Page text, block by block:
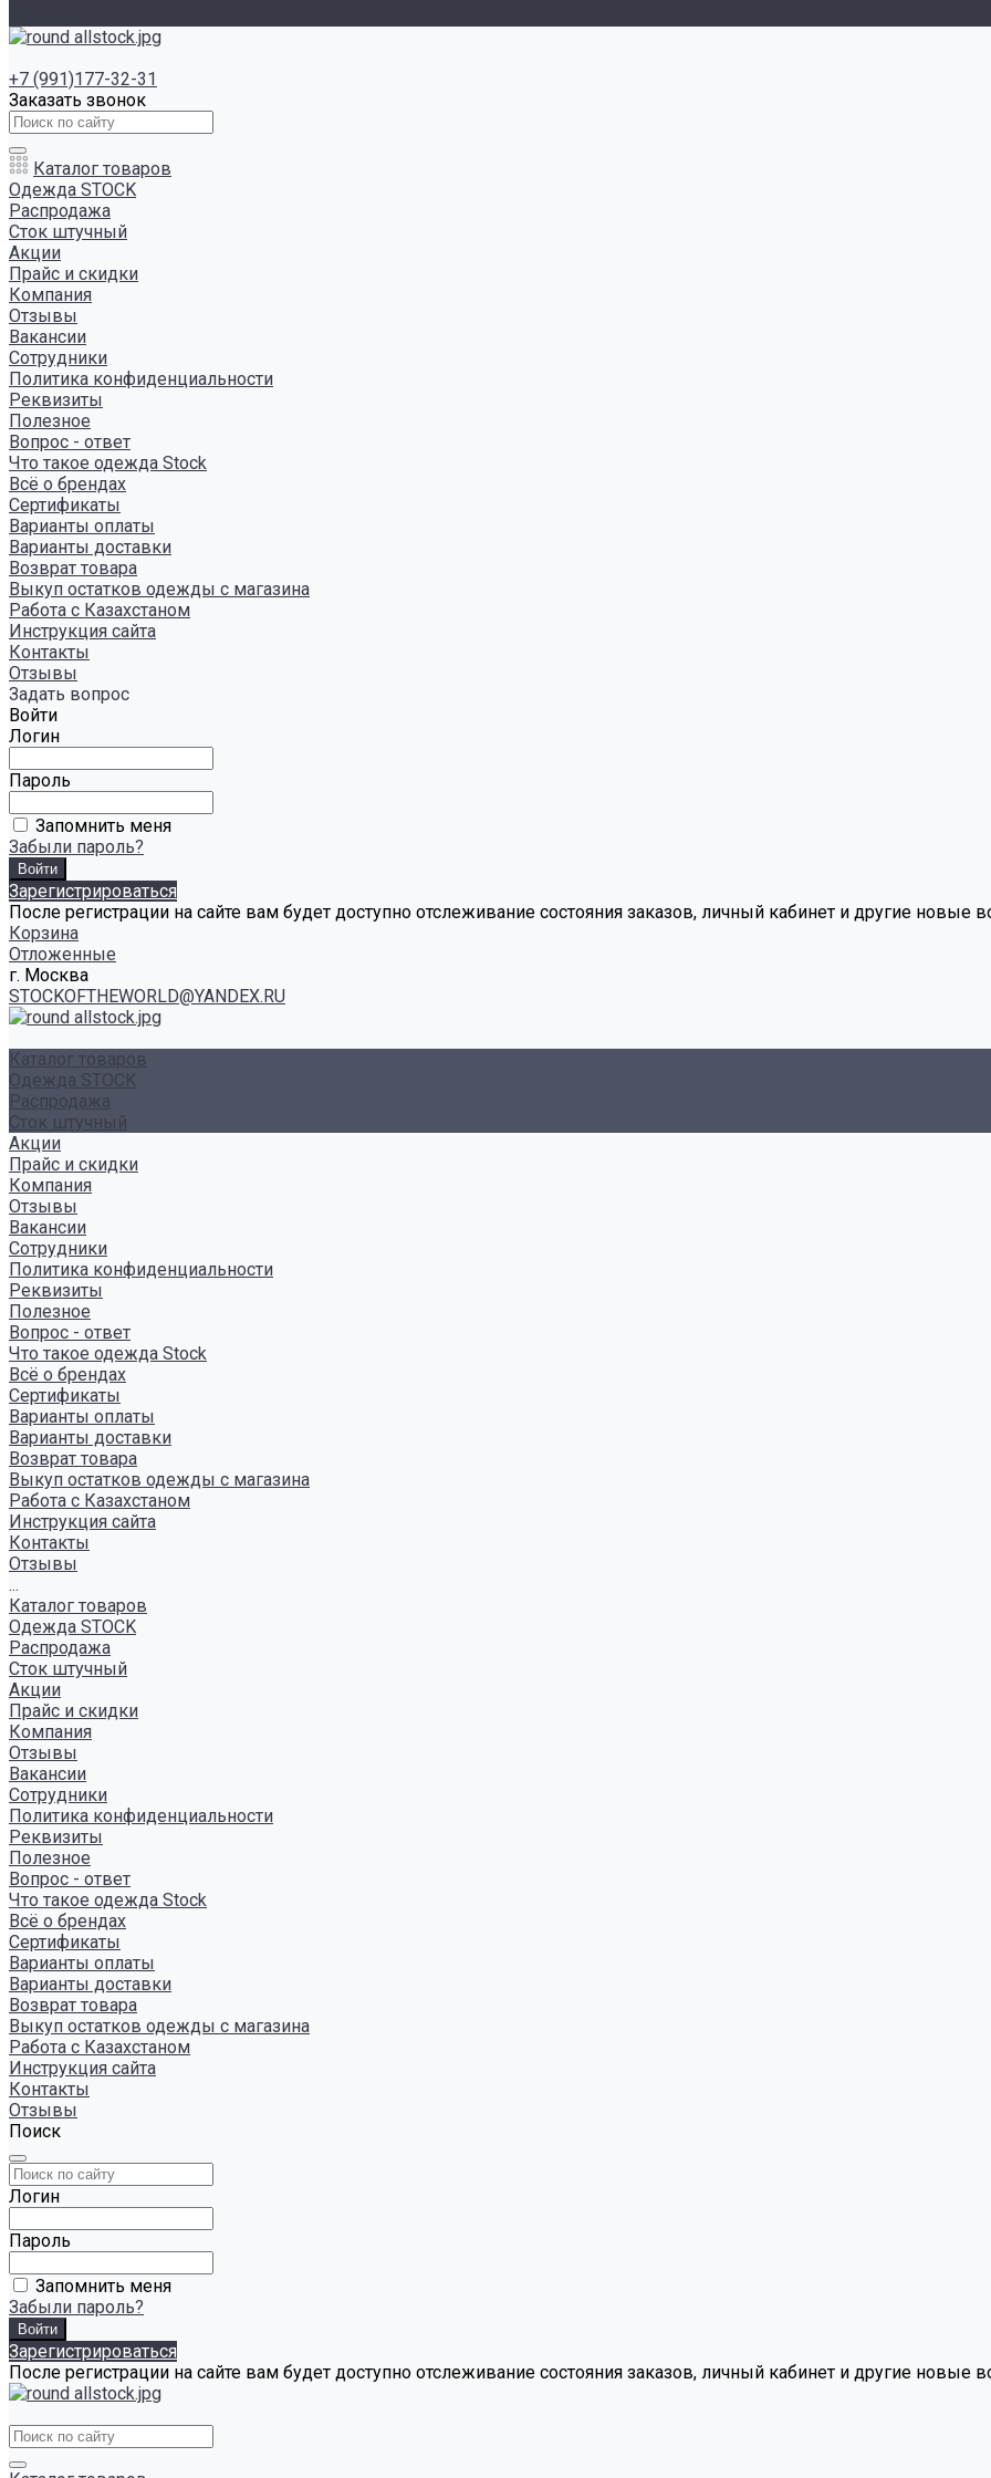
+7 (991)177-32-31
Заказать звонок
Каталог товаров
Одежда STOCK
Распродажа
Сток штучный
Акции
Прайс и скидки
Компания
Отзывы
Вакансии
Сотрудники
Политика конфиденциальности
Реквизиты
Полезное
Вопрос - ответ
Что такое одежда Stock
Всё о брендах
Сертификаты
Варианты оплаты
Варианты доставки
Возврат товара
Выкуп остатков одежды с магазина
Работа с Казахстаном
Инструкция сайта
Контакты
Отзывы
Задать вопрос
Войти
Логин
Пароль
Запомнить меня
Забыли пароль?
Зарегистрироваться
После регистрации на сайте вам будет доступно отслеживание состояния заказов, личный кабинет и другие новые
Корзина
Отложенные
г. Москва
STOCKOFTHEWORLD@YANDEX.RU
Каталог товаров
Одежда STOCK
Распродажа
Сток штучный
Акции
Прайс и скидки
Компания
Отзывы
Вакансии
Сотрудники
Политика конфиденциальности
Реквизиты
Полезное
Вопрос - ответ
Что такое одежда Stock
Всё о брендах
Сертификаты
Варианты оплаты
Варианты доставки
Возврат товара
Выкуп остатков одежды с магазина
Работа с Казахстаном
Инструкция сайта
Контакты
Отзывы
...
Каталог товаров
Одежда STOCK
Распродажа
Сток штучный
Акции
Прайс и скидки
Компания
Отзывы
Вакансии
Сотрудники
Политика конфиденциальности
Реквизиты
Полезное
Вопрос - ответ
Что такое одежда Stock
Всё о брендах
Сертификаты
Варианты оплаты
Варианты доставки
Возврат товара
Выкуп остатков одежды с магазина
Работа с Казахстаном
Инструкция сайта
Контакты
Отзывы
Поиск
Логин
Пароль
Запомнить меня
Забыли пароль?
Зарегистрироваться
После регистрации на сайте вам будет доступно отслеживание состояния заказов, личный кабинет и другие новые